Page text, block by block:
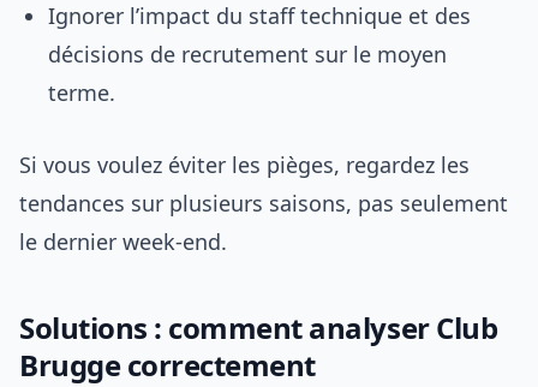
Ignorer l’impact du staff technique et des
décisions de recrutement sur le moyen
terme.
Si vous voulez éviter les pièges, regardez les
tendances sur plusieurs saisons, pas seulement
le dernier week-end.
Solutions : comment analyser Club
Brugge correctement